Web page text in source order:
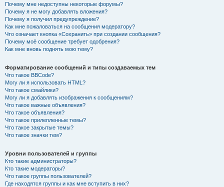
Почему мне недоступны некоторые форумы?
Почему я не могу добавлять вложения?
Почему я получил предупреждение?
Как мне пожаловаться на сообщения модератору?
Что означает кнопка «Сохранить» при создании сообщения?
Почему моё сообщение требует одобрения?
Как мне вновь поднять мою тему?
Форматирование сообщений и типы создаваемых тем
Что такое BBCode?
Могу ли я использовать HTML?
Что такое смайлики?
Могу ли я добавлять изображения к сообщениям?
Что такое важные объявления?
Что такое объявления?
Что такое прилепленные темы?
Что такое закрытые темы?
Что такое значки тем?
Уровни пользователей и группы
Кто такие администраторы?
Кто такие модераторы?
Что такое группы пользователей?
Где находятся группы и как мне вступить в них?